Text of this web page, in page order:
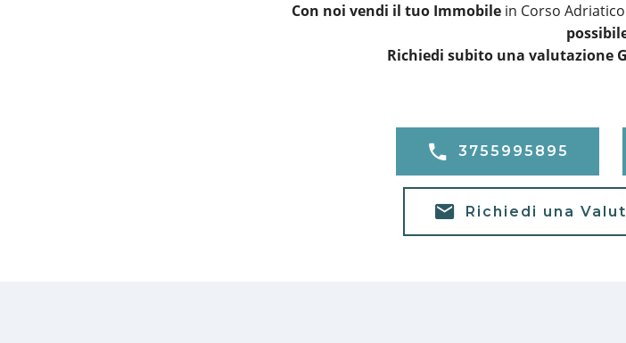
Con noi vendi il tuo Immobile in Corso Adriatico
Richiedi subito una valutazione
3755995895
Richiedi una